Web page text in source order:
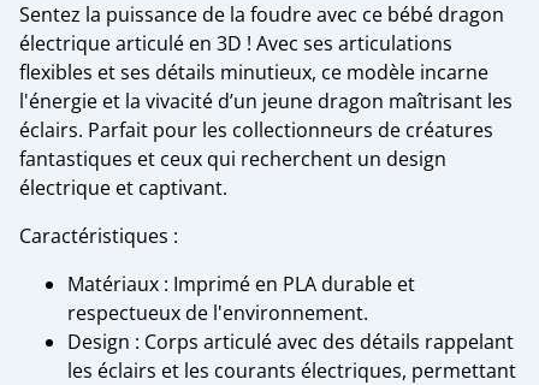
Sentez la puissance de la foudre avec ce bébé dragon
électrique articulé en 3D ! Avec ses articulations
flexibles et ses détails minutieux, ce modèle incarne
l'énergie et la vivacité d’un jeune dragon maîtrisant les
éclairs. Parfait pour les collectionneurs de créatures
fantastiques et ceux qui recherchent un design
électrique et captivant.
Caractéristiques :
Matériaux : Imprimé en PLA durable et
respectueux de l'environnement.
Design : Corps articulé avec des détails rappelant
les éclairs et les courants électriques, permettant